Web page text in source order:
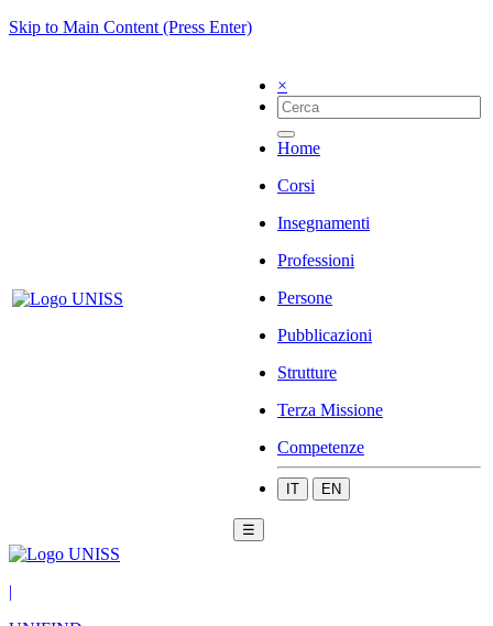
Skip to Main Content (Press Enter)
×
Home
Corsi
Insegnamenti
Professioni
Persone
Pubblicazioni
Strutture
Terza Missione
Competenze
IT EN
☰
|